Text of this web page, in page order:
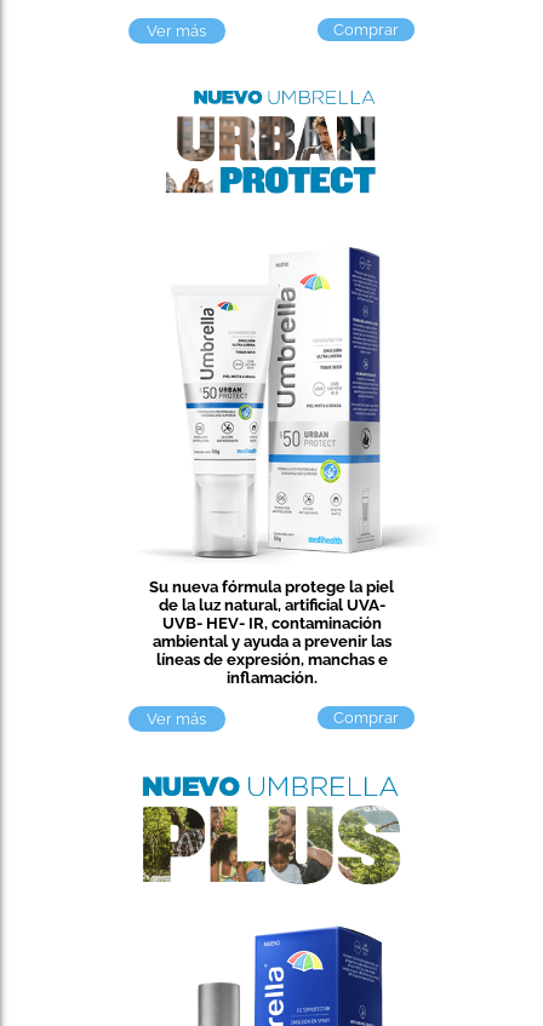
Ver más Comprar
Su nueva fórmula protege la piel
de la luz natural, artificial UVA-
UVB- HEV- IR, contaminación
ambiental y ayuda a prevenir las
líneas de expresión, manchas e
inflamación.​
Ver más Comprar